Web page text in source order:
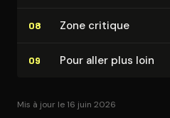
08 Zone critique
09 Pour aller plus loin
Mis à jour le 16 juin 2026